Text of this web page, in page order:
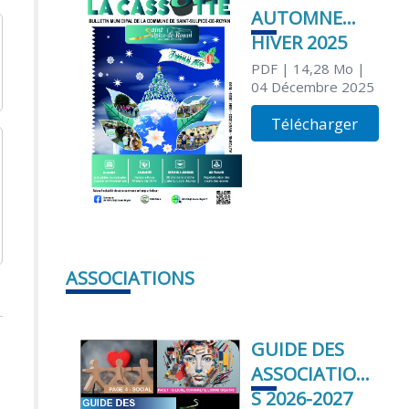
AUTOMNE
HIVER 2025
PDF| 14,28 Mo |
04 Décembre 2025
Télécharger
ASSOCIATIONS
GUIDE DES
ASSOCIATION
S 2026-2027